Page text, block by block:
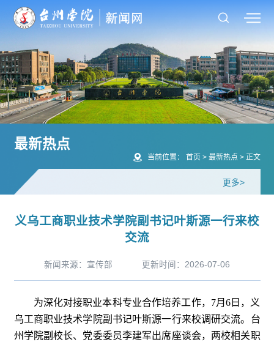
最新热点
当前位置： 首页> 最新热点 > 正文
更多>
义乌工商职业技术学院副书记叶斯源一行来校
交流
新闻来源：宣传部 更新时间：2026-07-06
为深化对接职业本科专业合作培养工作，7月6日，义
乌工商职业技术学院副书记叶斯源一行来校调研交流。台
州学院副校长、党委委员李建军出席座谈会，两校相关职